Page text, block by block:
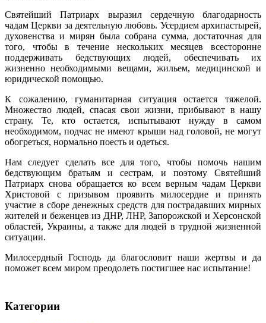
Святейший Патриарх выразил сердечную благодарность
чадам Церкви за деятельную любовь. Усердием архипастырей,
духовенства и мирян была собрана сумма, достаточная для
того, чтобы в течение нескольких месяцев всесторонне
поддерживать бедствующих людей, обеспечивать их
жизненно необходимыми вещами, жильем, медицинской и
юридической помощью.
К сожалению, гуманитарная ситуация остается тяжелой.
Множество людей, спасая свои жизни, прибывают в нашу
страну. Те, кто остается, испытывают нужду в самом
необходимом, подчас не имеют крыши над головой, не могут
обогреться, нормально поесть и одеться.
Нам следует сделать все для того, чтобы помочь нашим
бедствующим братьям и сестрам, и поэтому Святейший
Патриарх снова обращается ко всем верным чадам Церкви
Христовой с призывом проявить милосердие и принять
участие в сборе денежных средств для пострадавших мирных
жителей и беженцев из ДНР, ЛНР, Запорожской и Херсонской
областей, Украины, а также для людей в трудной жизненной
ситуации.
Милосердный Господь да благословит наши жертвы и да
поможет всем миром преодолеть постигшее нас испытание!
Категории